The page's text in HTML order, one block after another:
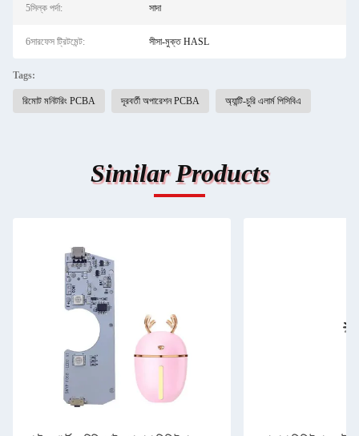
5সিল্ক পর্দা: সাদা
6সারফেস ট্রিটমেন্ট: সীসা-মুক্ত HASL
Tags:
রিমোট মনিটরিং PCBA দূরবর্তী অপারেশন PCBA অ্যান্টি-চুরি এলার্ম পিসিবিএ
Similar Products